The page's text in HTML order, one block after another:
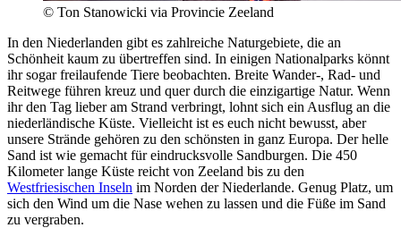
© Ton Stanowicki via Provincie Zeeland
In den Niederlanden gibt es zahlreiche Naturgebiete, die an
Schönheit kaum zu übertreffen sind. In einigen Nationalparks könnt
ihr sogar freilaufende Tiere beobachten. Breite Wander-, Rad- und
Reitwege führen kreuz und quer durch die einzigartige Natur. Wenn
ihr den Tag lieber am Strand verbringt, lohnt sich ein Ausflug an die
niederländische Küste. Vielleicht ist es euch nicht bewusst, aber
unsere Strände gehören zu den schönsten in ganz Europa. Der helle
Sand ist wie gemacht für eindrucksvolle Sandburgen. Die 450
Kilometer lange Küste reicht von Zeeland bis zu den
Westfriesischen Inseln im Norden der Niederlande. Genug Platz, um
sich den Wind um die Nase wehen zu lassen und die Füße im Sand
zu vergraben.